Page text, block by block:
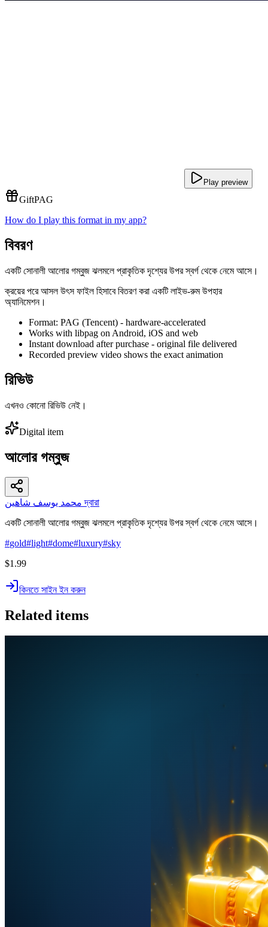
Play preview
GiftPAG
How do I play this format in my app?
বিবরণ
একটি সোনালী আলোর গম্বুজ ঝলমলে প্রাকৃতিক দৃশ্যের উপর স্বর্গ থেকে নেমে আসে।
ক্রয়ের পরে আসল উৎস ফাইল হিসাবে বিতরণ করা একটি লাইভ-রুম উপহার
অ্যানিমেশন।
Format: PAG (Tencent) - hardware-accelerated
Works with libpag on Android, iOS and web
Instant download after purchase - original file delivered
Recorded preview video shows the exact animation
রিভিউ
এখনও কোনো রিভিউ নেই।
Digital item
আলোর গম্বুজ
محمد يوسف شاهين দ্বারা
একটি সোনালী আলোর গম্বুজ ঝলমলে প্রাকৃতিক দৃশ্যের উপর স্বর্গ থেকে নেমে আসে।
#gold#light#dome#luxury#sky
$1.99
কিনতে সাইন ইন করুন
Related items